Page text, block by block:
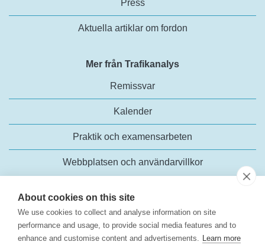
About cookies on this site
We use cookies to collect and analyse information on site
performance and usage, to provide social media features and to
enhance and customise content and advertisements. Learn more
Press
Aktuella artiklar om fordon
Mer från Trafikanalys
Remissvar
Kalender
Praktik och examensarbeten
Webbplatsen och användarvillkor